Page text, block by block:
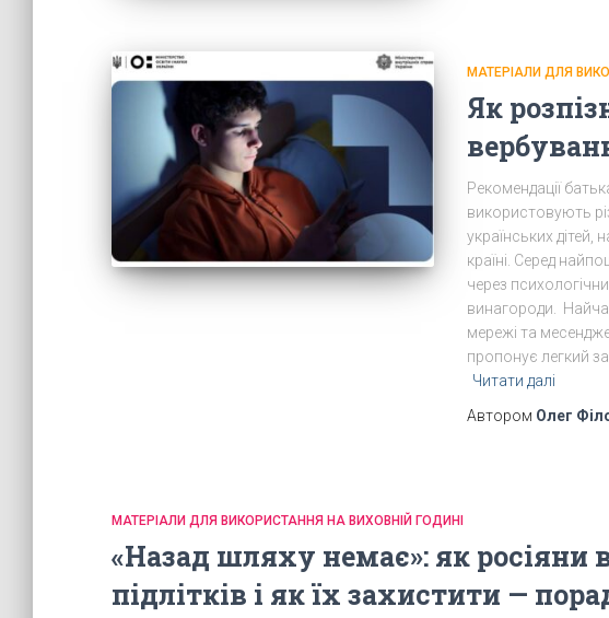
МАТЕРІАЛИ ДЛЯ
Як
Рекомендації
використовують
українських дітей,
країні. Серед
через
винагороди.
мережі та
пропонує легкий
Читати далі
Автором Олег
МАТЕРІАЛИ ДЛЯ ВИКОРИСТАННЯ НА ВИХОВНІЙ ГОДИНІ
«Назад шляху немає»: як росіяни
підлітків і як їх захистити —